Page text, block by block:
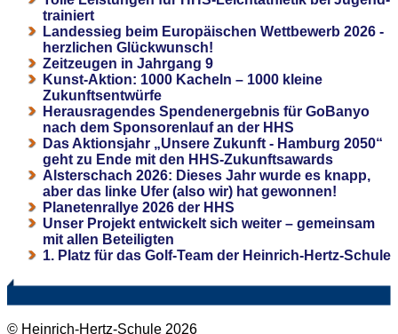
trainiert
Landessieg beim Europäischen Wettbewerb 2026 -
herzlichen Glückwunsch!
Zeitzeugen in Jahrgang 9
Kunst-Aktion: 1000 Kacheln – 1000 kleine
Zukunftsentwürfe
Herausragendes Spendenergebnis für GoBanyo
nach dem Sponsorenlauf an der HHS
Das Aktionsjahr „Unsere Zukunft - Hamburg 2050“
geht zu Ende mit den HHS-Zukunftsawards
Alsterschach 2026: Dieses Jahr wurde es knapp,
aber das linke Ufer (also wir) hat gewonnen!
Planetenrallye 2026 der HHS
Unser Projekt entwickelt sich weiter – gemeinsam
mit allen Beteiligten
1. Platz für das Golf-Team der Heinrich-Hertz-Schule
© Heinrich-Hertz-Schule 2026